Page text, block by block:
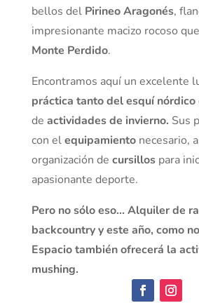
bellos del Pirineo Aragonés,
impresionante macizo rocoso
Monte Perdido.
Encontramos aquí un excelente
práctica tanto del esquí nórdico
de actividades de invierno. Sus
con elequipamientonecesario,
organización de cursillospara
apasionante deporte.
Pero no sólo eso… Alquiler de
backcountry y este año, como
Espacio también ofrecerá la
mushing.